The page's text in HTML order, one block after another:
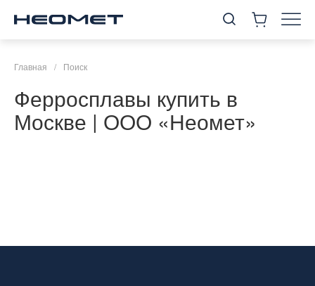
Главная / Поиск
Ферросплавы купить в
Москве | ООО «Неомет»